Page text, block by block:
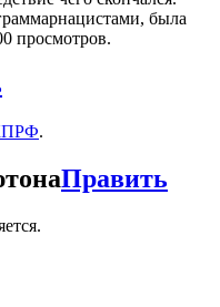
была
просмотров.
.
Править